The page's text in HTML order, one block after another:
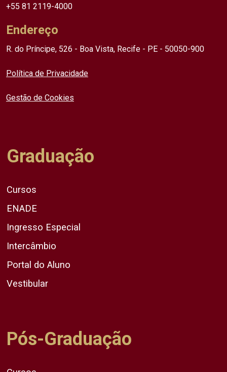
+55 81 2119-4000
Endereço
R. do Príncipe, 526 - Boa Vista, Recife - PE - 50050-900
Política de Privacidade
Gestão de Cookies
Graduação
Cursos
ENADE
Ingresso Especial
Intercâmbio
Portal do Aluno
Vestibular
Pós-Graduação